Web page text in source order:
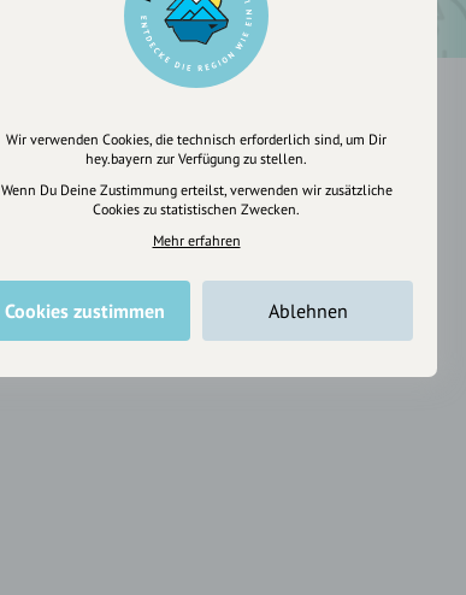
Wir verwenden Cookies, die technisch erforderlich sind, um Dir
hey.bayern zur Verfügung zu stellen.
Wenn Du Deine Zustimmung erteilst, verwenden wir zusätzliche
Cookies zu statistischen Zwecken.
Mehr erfahren
Cookies zustimmen Ablehnen